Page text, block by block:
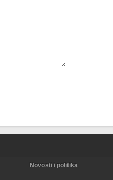
Novosti i politika